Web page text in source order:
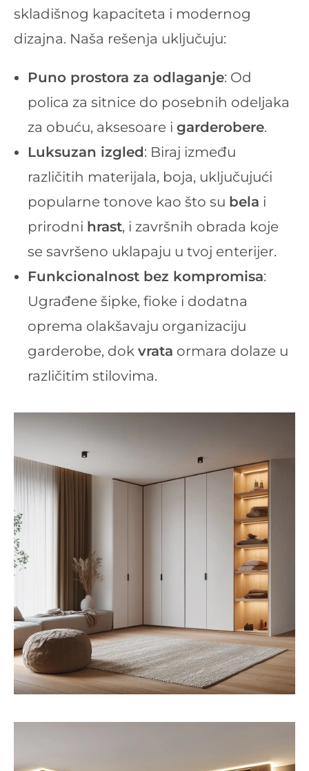
skladišnog kapaciteta i modernog
dizajna. Naša rešenja uključuju:
Puno prostora za odlaganje: Od
polica za sitnice do posebnih odeljaka
za obuću, aksesoare i garderobere.
Luksuzan izgled: Biraj između
različitih materijala, boja, uključujući
popularne tonove kao što su bela i
prirodni hrast, i završnih obrada koje
se savršeno uklapaju u tvoj enterijer.
Funkcionalnost bez kompromisa:
Ugrađene šipke, fioke i dodatna
oprema olakšavaju organizaciju
garderobe, dok vrata ormara dolaze u
različitim stilovima.